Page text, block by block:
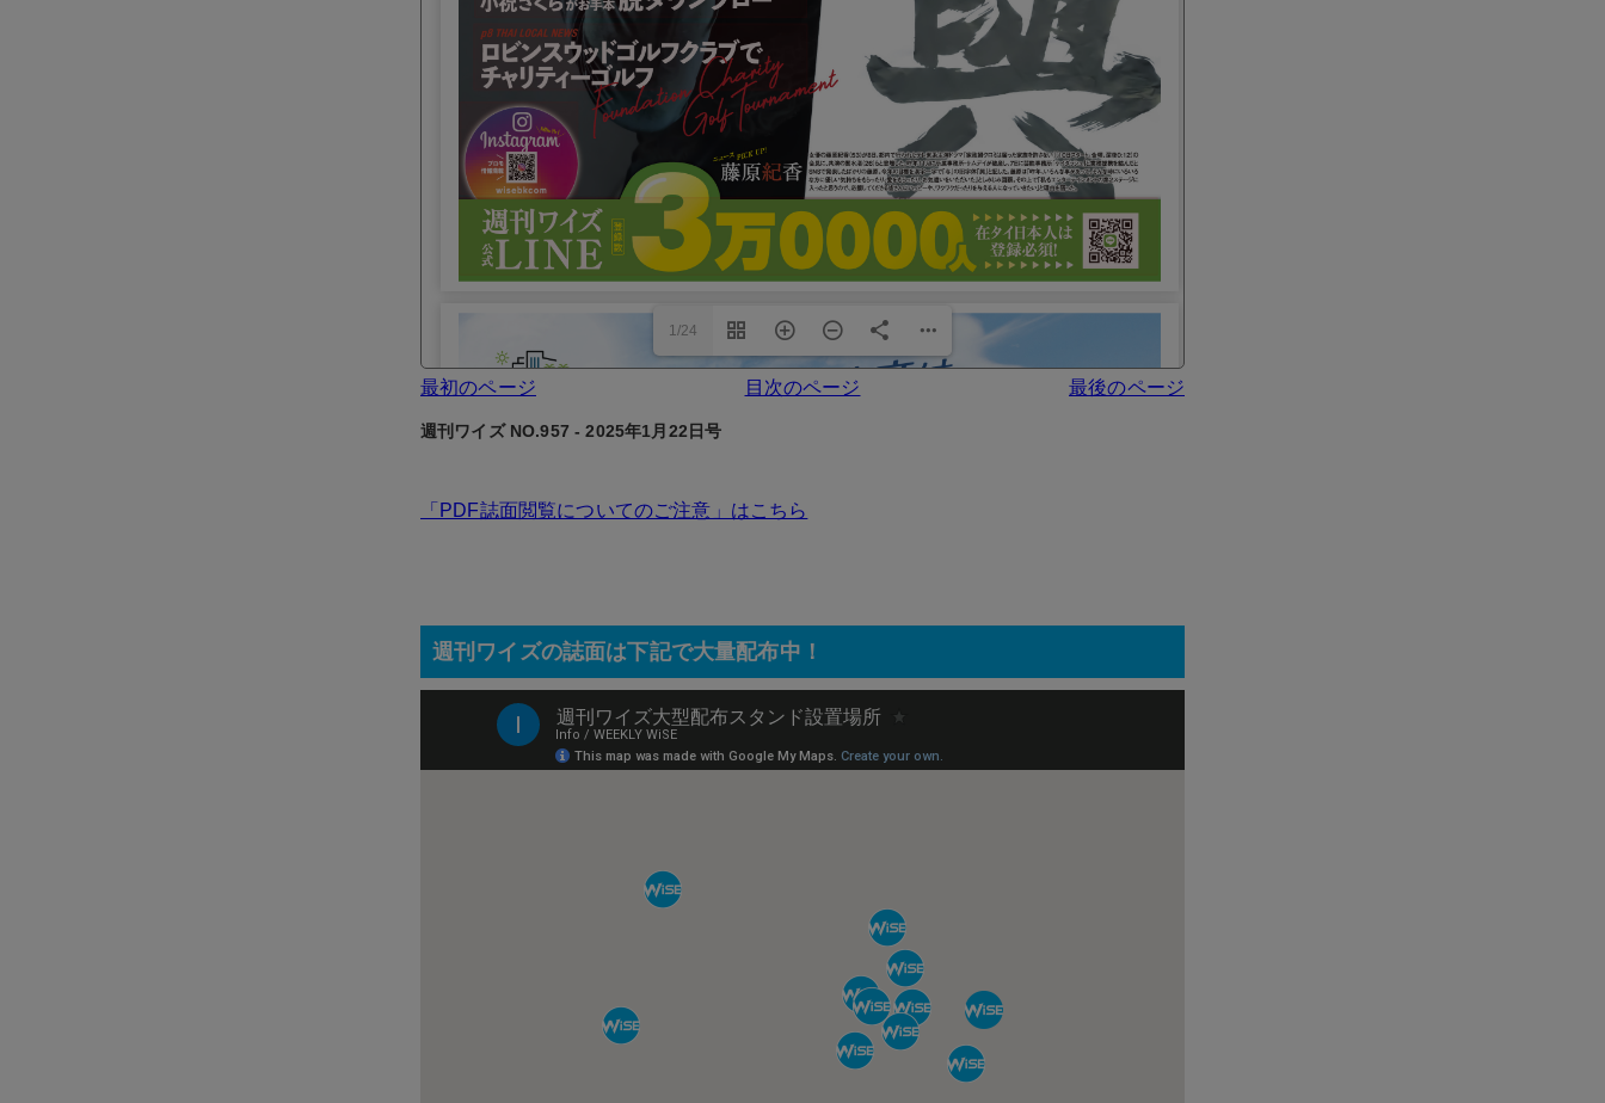
1/24
最初のページ 目次のページ 最後のページ
週刊ワイズ NO.957 - 2025年1月22日号
「PDF誌面閲覧についてのご注意」はこちら
週刊ワイズの誌面は下記で大量配布中！